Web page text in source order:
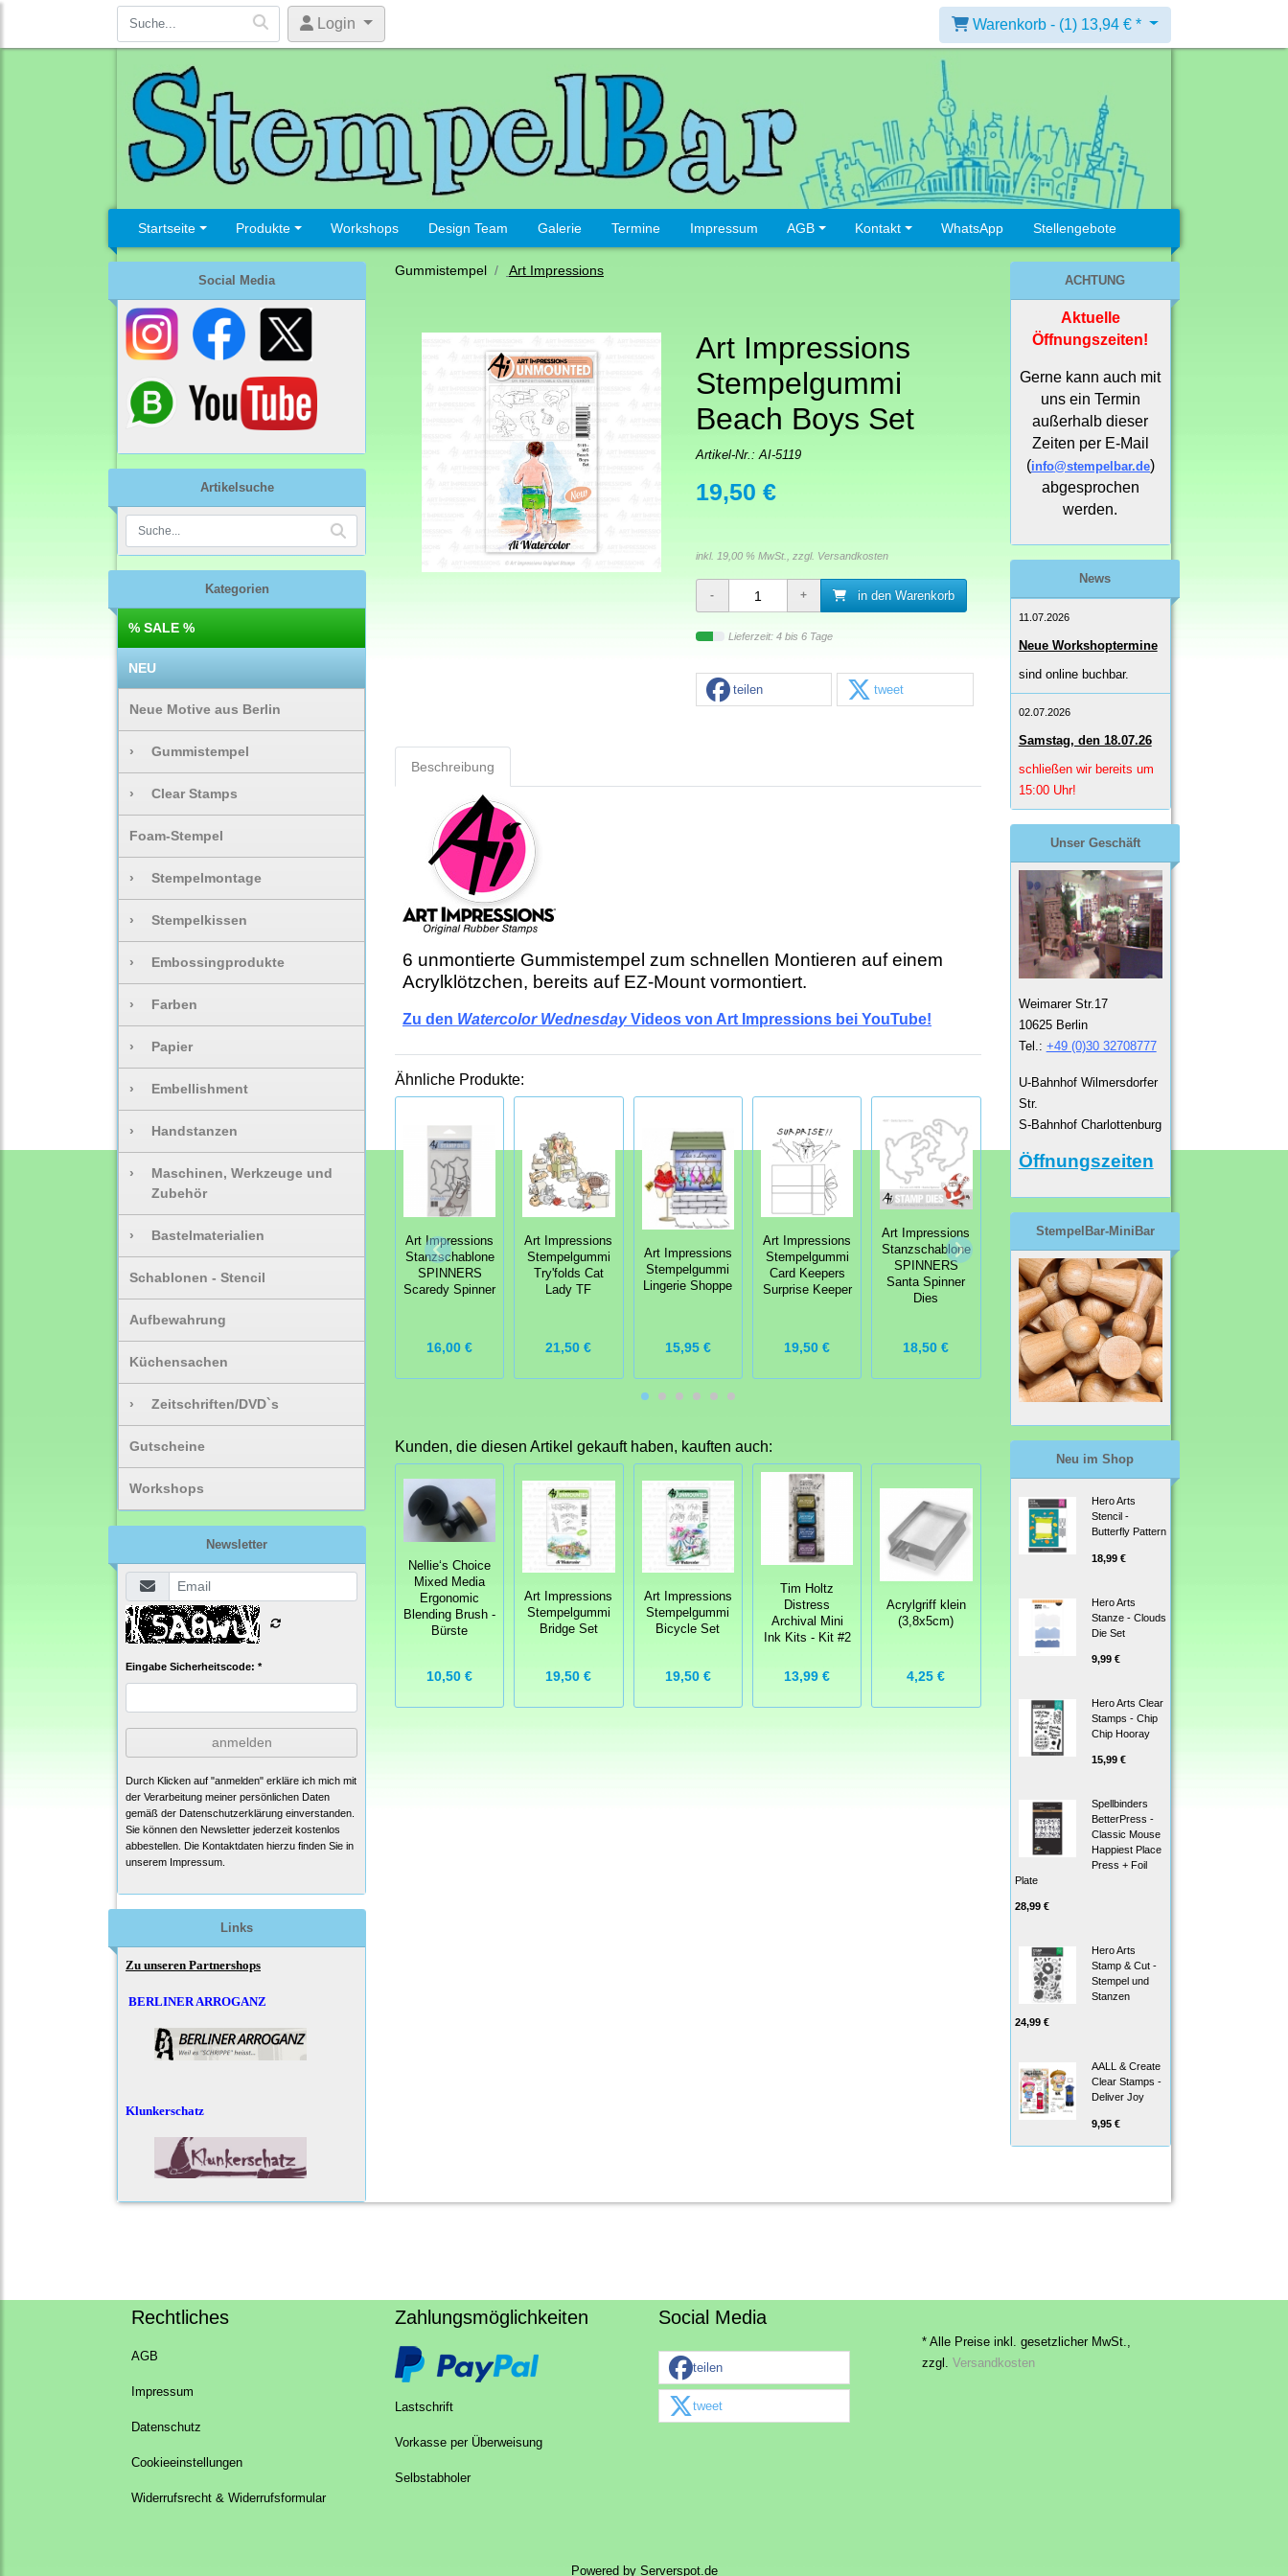
Login Warenkorb - (1) 13,94 € *
Startseite Produkte Workshops Design Team Galerie Termine Impressum AGB Kontakt WhatsApp Stellengebote
Social Media
Artikelsuche
Kategorien
% SALE %
NEU
Neue Motive aus Berlin
› Gummistempel
› Clear Stamps
Foam-Stempel
› Stempelmontage
› Stempelkissen
› Embossingprodukte
› Farben
› Papier
› Embellishment
› Handstanzen
›
Maschinen, Werkzeuge und
Zubehör
› Bastelmaterialien
Schablonen - Stencil
Aufbewahrung
Küchensachen
› Zeitschriften/DVD`s
Gutscheine
Workshops
Newsletter
Eingabe Sicherheitscode: *
anmelden
Durch Klicken auf "anmelden" erkläre ich mich mit
der Verarbeitung meiner persönlichen Daten
gemäß der Datenschutzerklärung einverstanden.
Sie können den Newsletter jederzeit kostenlos
abbestellen. Die Kontaktdaten hierzu finden Sie in
unserem Impressum.
Links
Zu unseren Partnershops
BERLINER ARROGANZ
Klunkerschatz
Gummistempel Art Impressions
Art Impressions
Stempelgummi
Beach Boys Set
Artikel-Nr.:AI-5119
19,50 €
inkl. 19,00 % MwSt., zzgl. Versandkosten
in den Warenkorb
Lieferzeit: 4 bis 6 Tage
teilen tweet
Beschreibung
6 unmontierte Gummistempel zum schnellen Montieren auf einem
Acrylklötzchen, bereits auf EZ-Mount vormontiert.
Zu den Watercolor WednesdayVideos von Art Impressions bei YouTube!
Ähnliche Produkte:
Art Impressions
Stanzschablone
SPINNERS
Scaredy Spinner
16,00 €
Art Impressions
Stempelgummi
Try'folds Cat
Lady TF
21,50 €
Art Impressions
Stempelgummi
Lingerie Shoppe
15,95 €
Art Impressions
Stempelgummi
Card Keepers
Surprise Keeper
19,50 €
Art Impressions
Stanzschablone
SPINNERS
Santa Spinner
Dies
18,50 €
Art Impressions
Stempelgummi
SPINNERS
Chair Spinner
16,00 €
Stempelgummi
Card Keepers
Toy Truck
Keeper
19,50 €
Kunden, die diesen Artikel gekauft haben, kauften auch:
Nellie‘s Choice
Mixed Media
Ergonomic
Blending Brush -
Bürste
10,50 €
Art Impressions
Stempelgummi
Bridge Set
19,50 €
Art Impressions
Stempelgummi
Bicycle Set
19,50 €
Tim Holtz
Distress
Archival Mini
Ink Kits - Kit #2
13,99 €
Acrylgriff klein
(3,8x5cm)
4,25 €
ACHTUNG
Aktuelle
Öffnungszeiten!
Gerne kann auch mit
uns ein Termin
außerhalb dieser
Zeiten per E-Mail
(info@stempelbar.de)
abgesprochen
werden.
News
11.07.2026
Neue Workshoptermine
sind online buchbar.
02.07.2026
Samstag, den 18.07.26
schließen wir bereits um
15:00 Uhr!
Unser Geschäft
Weimarer Str.17
10625 Berlin
Tel.: +49 (0)30 32708777
U-Bahnhof Wilmersdorfer
Str.
S-Bahnhof Charlottenburg
Öffnungszeiten
StempelBar-MiniBar
Neu im Shop
Hero Arts
Stencil -
Butterfly Pattern
18,99 €
Hero Arts
Stanze - Clouds
Die Set
9,99 €
Hero Arts Clear
Stamps - Chip
Chip Hooray
15,99 €
Spellbinders
BetterPress -
Classic Mouse
Happiest Place
Press + Foil
Plate
28,99 €
Hero Arts
Stamp & Cut -
Stempel und
Stanzen
24,99 €
AALL & Create
Clear Stamps -
Deliver Joy
9,95 €
Rechtliches
AGB
Impressum
Datenschutz
Cookieeinstellungen
Widerrufsrecht & Widerrufsformular
Zahlungsmöglichkeiten
Lastschrift
Vorkasse per Überweisung
Selbstabholer
Social Media
teilen
tweet
* Alle Preise inkl. gesetzlicher MwSt.,
zzgl. Versandkosten
Powered by Serverspot.de